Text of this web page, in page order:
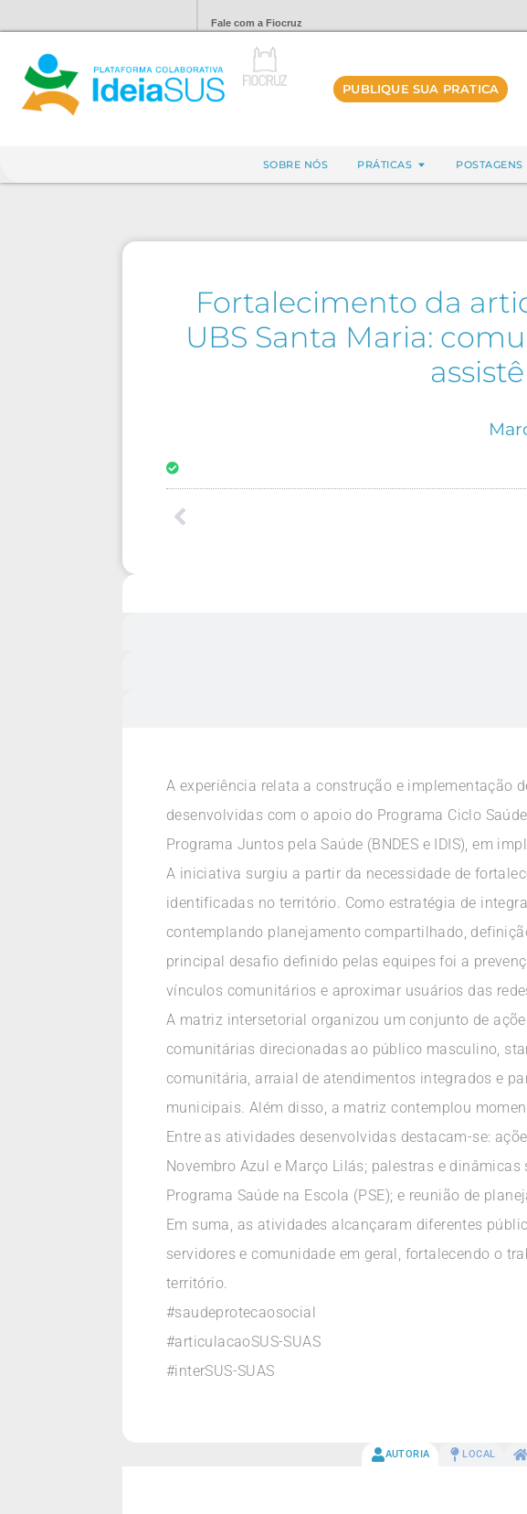
Fale com a Fiocruz
PUBLIQUE SUA PRATICA
SOBRE NÓS PRÁTICAS POSTAGENS
Fortalecimento da
UBS Santa Maria:
A experiência relata a construção e implementação
desenvolvidas com o apoio do Programa Ciclo
Programa Juntos pela Saúde (BNDES e IDIS), em
A iniciativa surgiu a partir da necessidade de
identificadas no território. Como estratégia de
contemplando planejamento compartilhado,
principal desafio definido pelas equipes foi a
vínculos comunitários e aproximar usuários das
A matriz intersetorial organizou um conjunto de
comunitárias direcionadas ao público masculino,
comunitária, arraial de atendimentos integrados e
municipais. Além disso, a matriz contemplou
Entre as atividades desenvolvidas destacam-se:
Novembro Azul e Março Lilás; palestras e
Programa Saúde na Escola (PSE); e reunião de
Em suma, as atividades alcançaram diferentes
servidores e comunidade em geral, fortalecendo o
território.
#saudeprotecaosocial
#articulacaoSUS-SUAS
#interSUS-SUAS
AUTORIA LOCAL